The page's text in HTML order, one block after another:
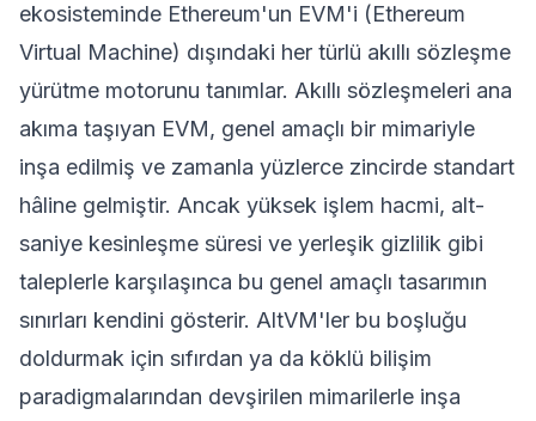
ekosisteminde Ethereum'un EVM'i (Ethereum
Virtual Machine) dışındaki her türlü akıllı sözleşme
yürütme motorunu tanımlar. Akıllı sözleşmeleri ana
akıma taşıyan EVM, genel amaçlı bir mimariyle
inşa edilmiş ve zamanla yüzlerce zincirde standart
hâline gelmiştir. Ancak yüksek işlem hacmi, alt-
saniye kesinleşme süresi ve yerleşik gizlilik gibi
taleplerle karşılaşınca bu genel amaçlı tasarımın
sınırları kendini gösterir. AltVM'ler bu boşluğu
doldurmak için sıfırdan ya da köklü bilişim
paradigmalarından devşirilen mimarilerle inşa